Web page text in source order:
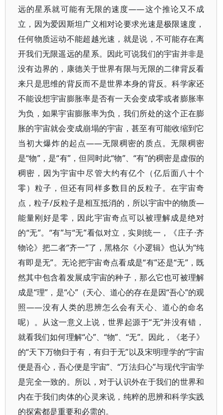
远的星系就可能有无限的速度——这个推论又不成
立，因为爱因斯坦广义相对论要求光速是极限速度，
任何物质运动不能超越光速，就是说，不可能存在离
开我们无限遥远的星系。因此可说我们的宇宙并非是
没有边界的，康德关于世界有限与无限的二律背反看
来只是思维的背反而不是世界本身的背反。科学家还
不能设想宇宙膨胀率是否有一天会变成零或者膨胀率
为负，如果宇宙膨胀率为负，我们所处的这个正在膨
胀的宇宙就会变成崩塌的宇宙，甚至有可能收缩到它
当初大爆炸的起点——无限稠密的质点。无限稠密
是“物”，是“有”，但同时此“物”、“有”的稠密是虚假的
稠密，因为宇宙中尽管大约有亿个（亿后面八十个
零）粒子，但还有同样多数目的反粒子。在宇宙奇
点，粒子/反粒子是相互抵消的，所以宇宙中的物质—
能量刚好是零，因此宇宙奇点可以被理解成是绝对
的“无”。“有”与“无”看似对立，实则统一，《庄子·齐
物论》把二者“齐一”了，黑格尔《小逻辑》也认为“纯
有即是无”。无论把宇宙奇点看成是“有”还是“无”，既
然其中包含着发展成宇宙的种子，那么它也可被理解
成是“理”，是“心”（天心、道心的存在是因“吾心”的观
照——没有人类的思辨怎么会有天心、道心的命名
呢）。从这一意义上说，世界起源于“无”并没有错，
就看我们如何理解“心”、“物”、“无”。因此，《老子》
的“天下万物归于有，有归于无”以及宋明理学的“宇宙
便是吾心，吾心便是宇宙”、“万法归心”与现代宇宙学
是完全一致的。所以，对于认识外在于我们的世界和
内在于我们肉体的心灵来说，纯粹的思辨和科学实践
的探索都是重要和必需的。